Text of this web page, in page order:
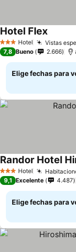
3 Estrellas
Hotel Vistas
Hotel FlexVer
7,8 Bueno 2.666
Elige fechas para
3 Estrellas
Hotel
Randor Hotel
9,1 Excelente 4.487
Elige fechas para